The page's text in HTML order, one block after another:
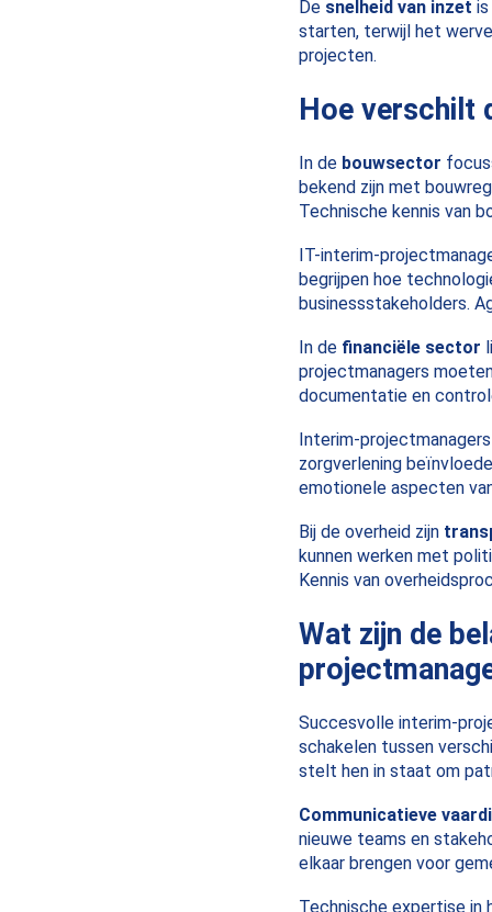
De snelheid van inzet
starten, terwijl het
projecten.
Hoe verschilt
In de bouwsector
bekend zijn met
Technische kennis van
IT-interim-
begrijpen hoe
businessstakeholders.
In de financiële sector
projectmanagers
documentatie en
Interim-
zorgverlening
emotionele aspecten
Bij de overheid zijn
kunnen werken met
Kennis van
Wat zijn de
Succesvolle interim-
schakelen tussen
stelt hen in staat om
Communicatieve
nieuwe teams en
elkaar brengen voor
Technische expertise in